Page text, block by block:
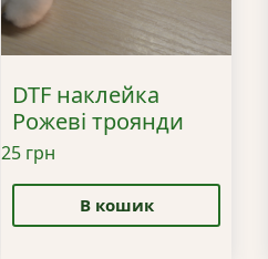
DTF наклейка
Рожеві троянди
25 грн
В кошик